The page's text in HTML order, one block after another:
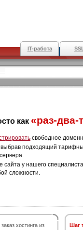
IT-работа
как «раз-два-
свободное
выбрав подходящий
сайта у нашего
сложности.
заказ хостинга из
Шаг